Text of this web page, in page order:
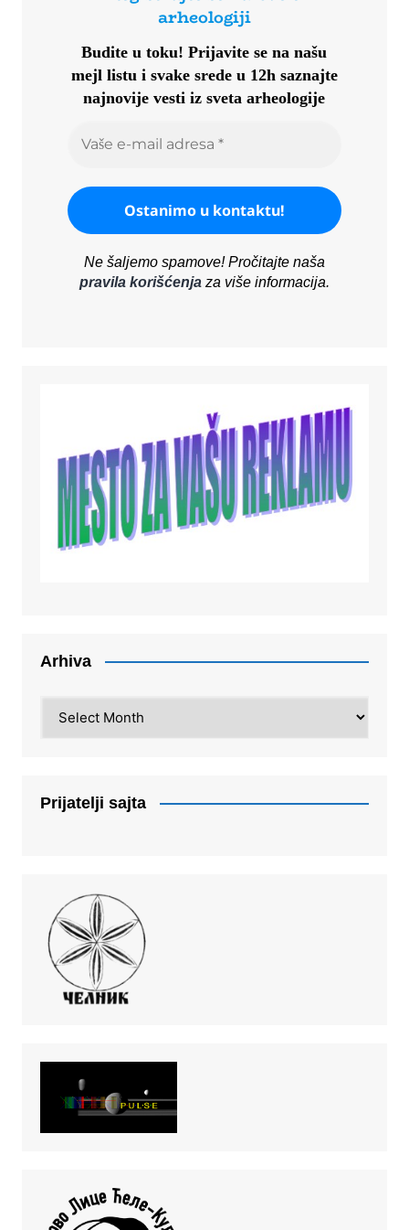
arheologiji
Budite u toku!Prijavite se na našu
mejl listu i svake srede u 12h saznajte
najnovije vesti iz sveta arheologije
Ne šaljemo spamove! Pročitajte naša
pravila korišćenjaza više informacija.
Arhiva
Prijatelji sajta